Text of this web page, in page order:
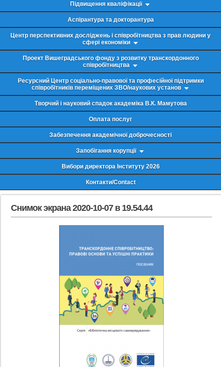
Підвищення кваліфікації
Аспірантура та докторантура
Центр перспективних досліджень і співробітництва з прав людини у
сфері економіки
Проект Вишеградського фонду з розвитку транскордонного
співробітництва
Ресурсний Центр соціально-правової та професійної підтримки
співробітників переміщених ЗВО/наукових установ
Творчий і науковий спадок академіка В.К. Мамутова
Оплата послуг
Забезпечення академічної доброчесності
Запобігання корупції
Вибори директора Інституту 2026
Контакти/Contact
Снимок экрана 2020-10-07 в 19.54.44